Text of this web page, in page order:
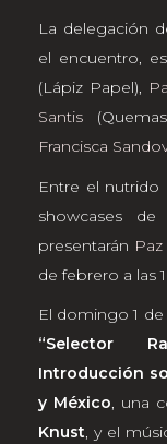
La delegación
el encuentro,
(Lápiz Papel),
Santis
Francisca
Entre el nutrido
showcases
presentarán
de febrero a las
El domingo 1 de
“Selector
Introducción
y México, una
Knust, y el